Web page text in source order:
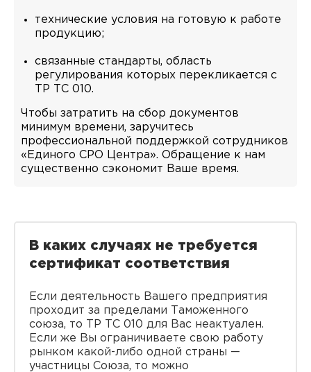
технические условия на готовую к работе
продукцию;
связанные стандарты, область
регулирования которых перекликается с
ТР ТС 010.
Чтобы затратить на сбор документов
минимум времени, заручитесь
профессиональной поддержкой сотрудников
«Единого СРО Центра». Обращение к нам
существенно сэкономит Ваше время.
В каких случаях не требуется
сертификат соответствия
Если деятельность Вашего предприятия
проходит за пределами Таможенного
союза, то ТР ТС 010 для Вас неактуален.
Если же Вы ограничиваете свою работу
рынком какой-либо одной страны —
участницы Союза, то можно